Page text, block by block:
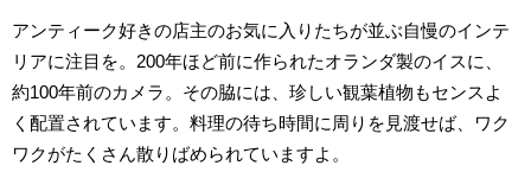
アンティーク好きの店主のお気に入りたちが並ぶ自慢のインテ
リアに注目を。200年ほど前に作られたオランダ製のイスに、
約100年前のカメラ。その脇には、珍しい観葉植物もセンスよ
く配置されています。料理の待ち時間に周りを見渡せば、ワク
ワクがたくさん散りばめられていますよ。